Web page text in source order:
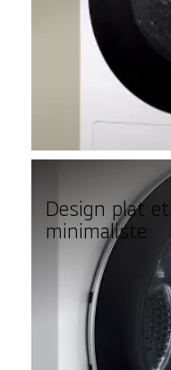
Design plat et
minimaliste